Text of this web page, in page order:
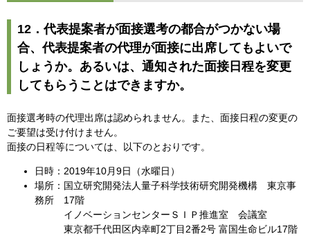
12．代表提案者が面接選考の都合がつかない場
合、代表提案者の代理が面接に出席してもよいで
しょうか。あるいは、通知された面接日程を変更
してもらうことはできますか。
面接選考時の代理出席は認められません。また、面接日程の変更の
ご要望は受け付けません。
面接の日程等については、以下のとおりです。
日時：2019年10月9日（水曜日）
場所：国立研究開発法人量子科学技術研究開発機構 東京事
務所 17階
イノベーションセンターＳＩＰ推進室 会議室
東京都千代田区内幸町2丁目2番2号 富国生命ビル17階